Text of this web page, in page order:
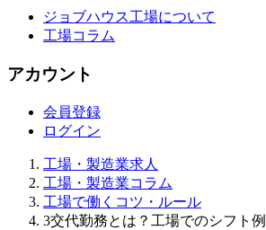
ジョブハウス工場について
工場コラム
アカウント
会員登録
ログイン
工場・製造業求人
工場・製造業コラム
工場で働くコツ・ルール
3交代勤務とは？工場でのシフト